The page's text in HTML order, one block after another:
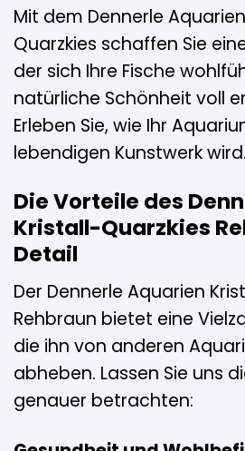
Mit dem Dennerle
Quarzkies schaffen Sie
der sich Ihre Fische
natürliche Schönheit voll
Erleben Sie, wie Ihr
lebendigen Kunstwerk wird.
Die Vorteile des
Kristall-Quarzkies
Detail
Der Dennerle Aquarien
Rehbraun bietet eine
die ihn von anderen
abheben. Lassen Sie uns
genauer betrachten: